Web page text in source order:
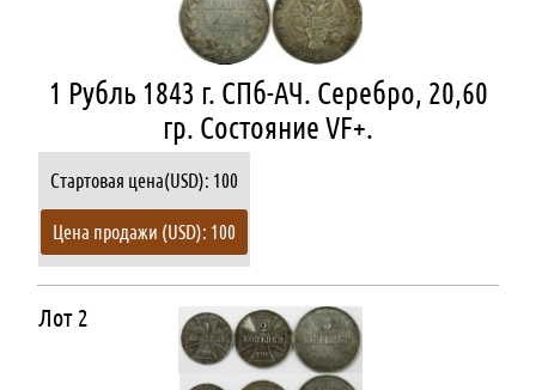
1 Рубль 1843 г. СПб-АЧ. Серебро, 20,60
гр. Состояние VF+.
Стартовая цена(USD): 100
Цена продажи (USD): 100
Лот 2